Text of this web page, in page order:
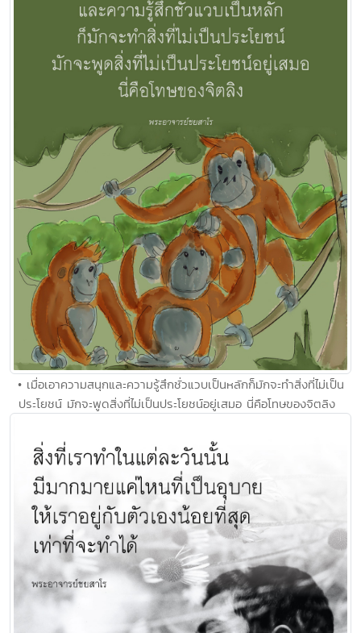
• เมื่อเอาความสนุกและความรู้สึกชั่วแวบเป็นหลักก็มักจะทำสิ่งที่ไม่เป็น
ประโยชน์​ มักจะพูดสิ่งที่ไม่เป็นประโยชน์อยู่เสมอ นี่คือโทษของจิตลิง